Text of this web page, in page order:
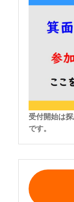
受付開始は
です。